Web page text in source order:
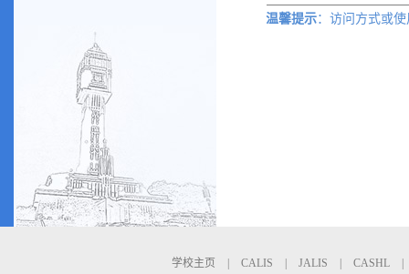
温馨提示：访问方式或使
学校主页 CALIS JALIS CASHL